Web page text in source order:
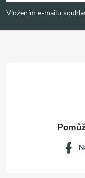
pVložením e-mailu